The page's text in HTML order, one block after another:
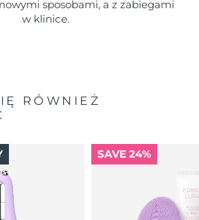
sposobami, a z zabiegami
w klinice.
RÓWNIEŻ
SAVE 24%